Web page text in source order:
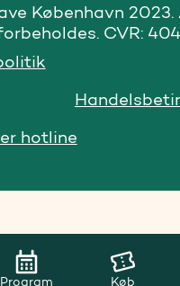
København 2023.
CVR:
hotline
Program Køb